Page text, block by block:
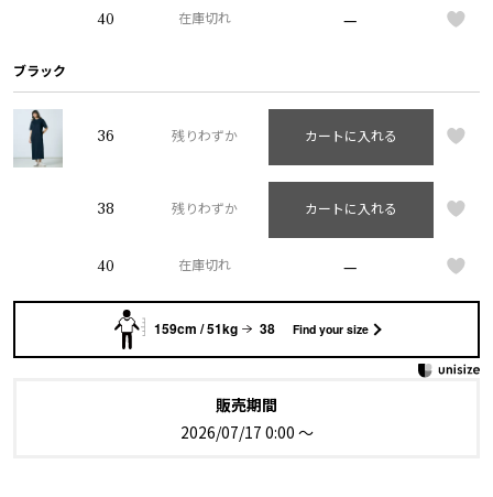
40 在庫切れ —
ブラック
36 残りわずか カートに入れる
38 残りわずか カートに入れる
40 在庫切れ —
159cm / 51kg 38 Find your size
販売期間
2026/07/17 0:00 〜